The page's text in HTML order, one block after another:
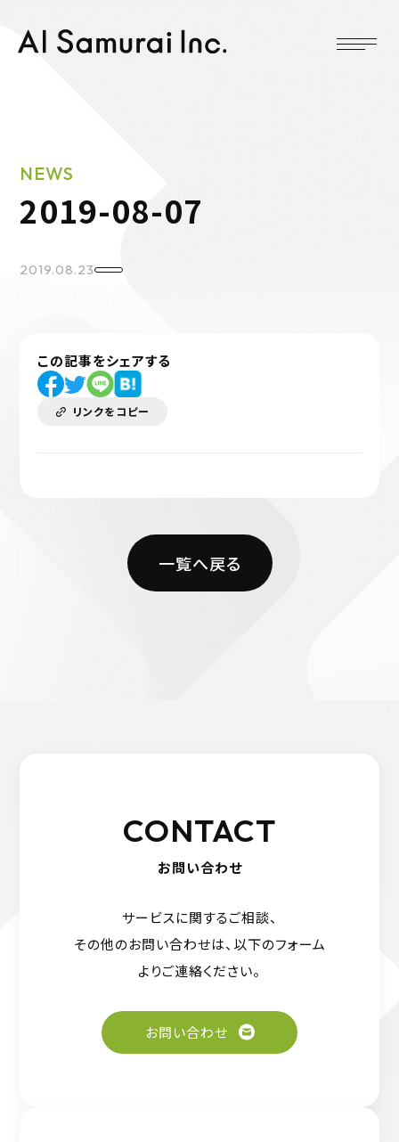
2019-08-07
NEWS
2019.08.23
この記事をシェアする
リンクをコピー
一覧へ戻る
CONTACT
お問い合わせ
サービスに関するご相談、
その他のお問い合わせは、 以下のフォーム
よりご連絡ください。
お問い合わせ